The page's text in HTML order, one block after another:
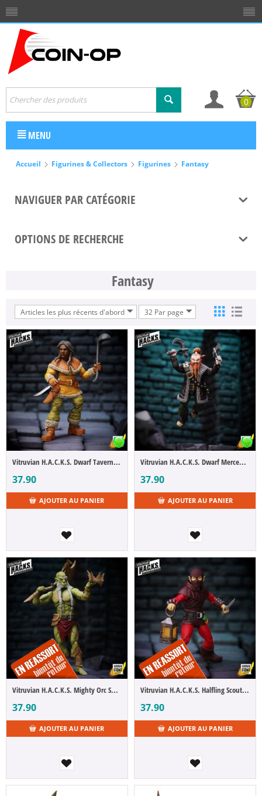
0
MENU
Accueil Figurines & Collectors Figurines Fantasy
NAVIGUER PAR CATÉGORIE
OPTIONS DE RECHERCHE
Fantasy
Articles les plus récents d'abord 32 Par page
Vitruvian H.A.C.K.S. Dwarf Tavern Keeper Madame Ruskin
37.90
AJOUTER AU PANIER
Vitruvian H.A.C.K.S. Dwarf Mercenary Grimgrom
37.90
AJOUTER AU PANIER
Vitruvian H.A.C.K.S. Mighty Orc Sovran Bur'Zagi
37.90
AJOUTER AU PANIER
Vitruvian H.A.C.K.S. Halfling Scout Dwynn Dellos
37.90
AJOUTER AU PANIER